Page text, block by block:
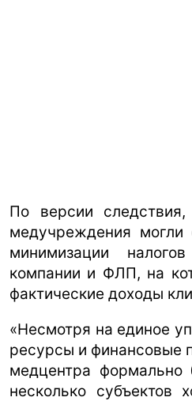
По версии
медучреждения могли
минимизации
компании и ФЛП, на
фактические доходы
«Несмотря на единое
ресурсы и финансовые
медцентра
несколько субъектов